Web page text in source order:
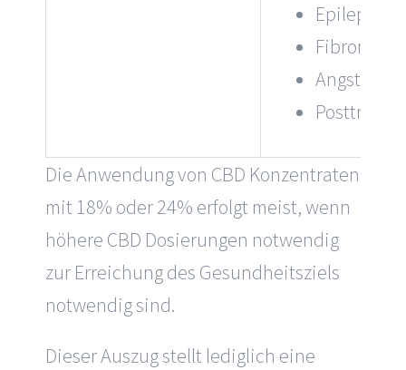
Epilepsie
Die Anwendung von CBD Konzentraten
mit 18% oder 24% erfolgt meist, wenn
höhere CBD Dosierungen notwendig
zur Erreichung des Gesundheitsziels
notwendig sind.
Dieser Auszug stellt lediglich eine